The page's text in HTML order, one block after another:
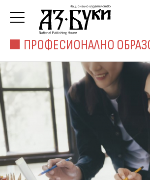
ПРОФЕСИОНАЛНО